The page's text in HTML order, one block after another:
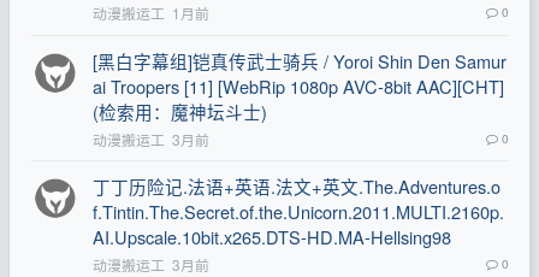
动漫搬运工 1月前 0
[黑白字幕组]铠真传武士骑兵 / Yoroi Shin Den Samur
ai Troopers [11] [WebRip 1080p AVC-8bit AAC][CHT]
(检索用：魔神坛斗士)
动漫搬运工 3月前 0
丁丁历险记.法语+英语.法文+英文.The.Adventures.o
f.Tintin.The.Secret.of.the.Unicorn.2011.MULTI.2160p.
AI.Upscale.10bit.x265.DTS-HD.MA-Hellsing98
动漫搬运工 3月前 0